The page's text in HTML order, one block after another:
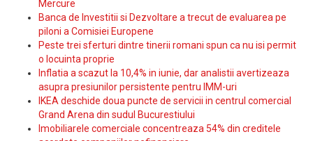
Mercure
Banca de Investitii si Dezvoltare a trecut de evaluarea pe
piloni a Comisiei Europene
Peste trei sferturi dintre tinerii romani spun ca nu isi permit
o locuinta proprie
Inflatia a scazut la 10,4% in iunie, dar analistii avertizeaza
asupra presiunilor persistente pentru IMM-uri
IKEA deschide doua puncte de servicii in centrul comercial
Grand Arena din sudul Bucurestiului
Imobiliarele comerciale concentreaza 54% din creditele